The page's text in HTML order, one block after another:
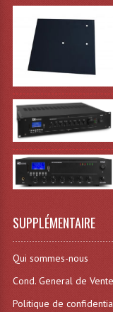
Lanceur
SUPPLÉMENTAIRE
Qui sommes-nous
Cond. General de Vente
Politique de